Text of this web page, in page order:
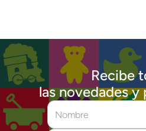
Recibe
las novedades